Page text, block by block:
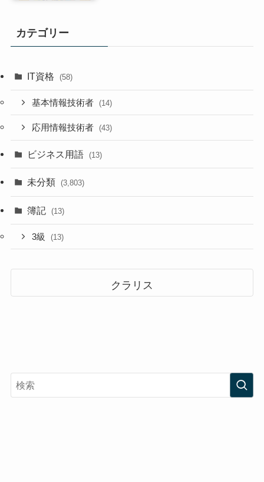
カテゴリー
IT資格 (58)
基本情報技術者 (14)
応用情報技術者 (43)
ビジネス用語 (13)
未分類 (3,803)
簿記 (13)
3級 (13)
クラリス